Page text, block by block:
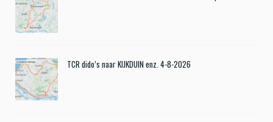
TCR dido’s naar KIJKDUIN enz. 4-8-2026